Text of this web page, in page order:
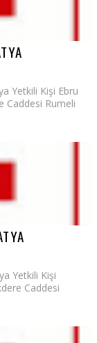
Yetkili Kişi Ebru
Caddesi Rumeli
Yetkili Kişi
Caddesi